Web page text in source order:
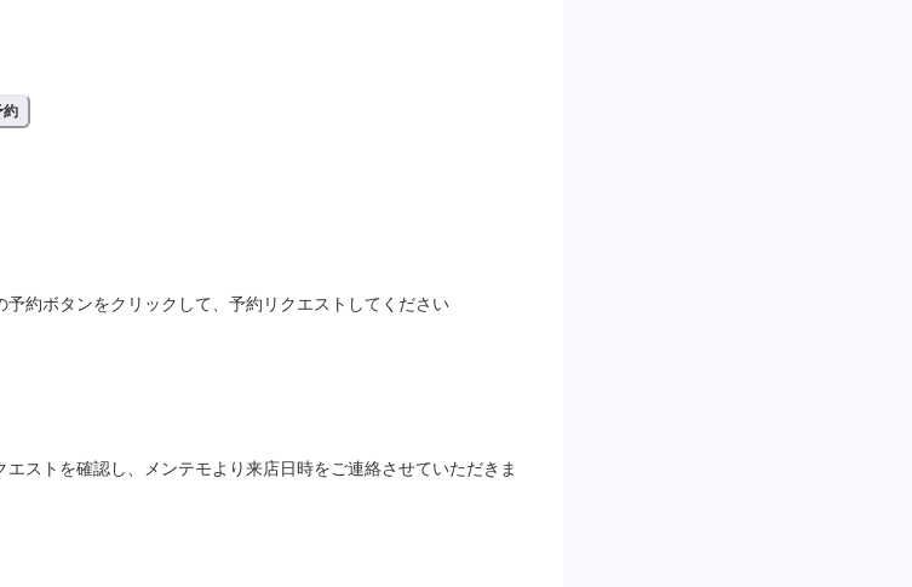
約
予約ボタンをクリックして、予約リクエストしてください
ストを確認し、メンテモより来店日時をご連絡させていただきま